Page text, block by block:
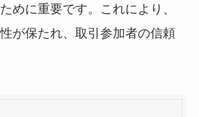
めに重要です。これにより、
が保たれ、取引参加者の信頼